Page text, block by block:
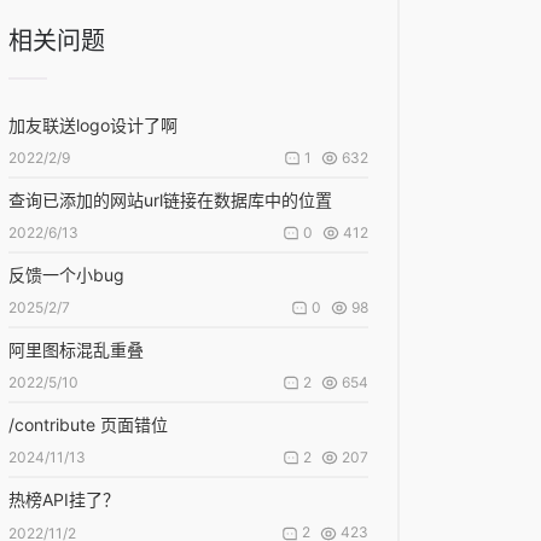
相关问题
加友联送logo设计了啊
2022/2/9 1 632
查询已添加的网站url链接在数据库中的位置
2022/6/13 0 412
反馈一个小bug
2025/2/7 0 98
阿里图标混乱重叠
2022/5/10 2 654
/contribute 页面错位
2024/11/13 2 207
热榜API挂了？
2022/11/2 2 423